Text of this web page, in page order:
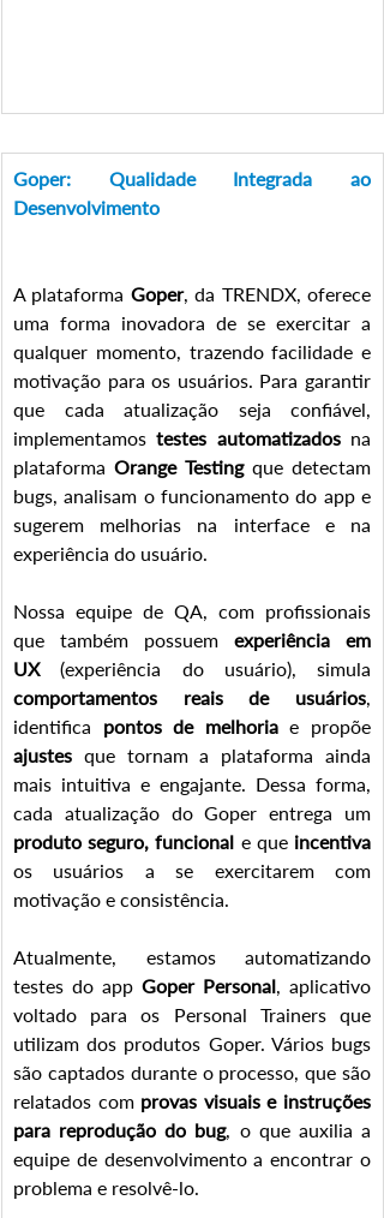
Goper: Qualidade Integrada ao
Desenvolvimento
A plataforma Goper, da TRENDX, oferece
uma forma inovadora de se exercitar a
qualquer momento, trazendo facilidade e
motivação para os usuários. Para garantir
que cada atualização seja confiável,
implementamos testes automatizados na
plataforma Orange Testing que detectam
bugs, analisam o funcionamento do app e
sugerem melhorias na interface e na
experiência do usuário.
Nossa equipe de QA, com profissionais
que também possuem experiência em
UX
comportamentos reais de usuários,
identifica pontos de melhoria
ajustes que tornam a plataforma ainda
mais intuitiva e engajante. Dessa forma,
produto seguro, funcional e que
os usuários a se exercitarem com
motivação e consistência.
Atualmente, estamos automatizando
testes do app Goper Personal, aplicativo
voltado para os Personal Trainers que
utilizam dos produtos Goper. Vários bugs
são captados durante o processo, que são
relatados com provas visuais e instruções
para reprodução do bug, o que auxilia a
equipe de desenvolvimento a encontrar o
problema e resolvê-lo.